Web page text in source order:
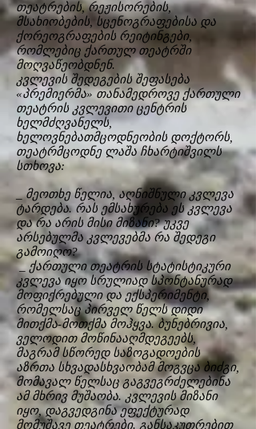
თეატრების, რეჟისორების,
მსახიობების, სცენოგრაფებისა და
ქორეოგრაფების რეიტინგები,
რომლებიც ქართულ თეატრში
მოღვაწეობდნენ.
კვლევის შედეგების შეფასება
«პრემიერმა» თანამედროვე ქართული
თეატრის კვლევითი ცენტრის
ხელმძღვანელს,
ხელოვნებათმცოდნეობის დოქტორს,
თეატრმცოდნე ლაშა ჩხარტიშვილს
სთხოვა:
_ მეოთხე წელია, აღნიშნული კვლევა
ტარდება. რას ემსახურება ეს კვლევა
და რა არის მისი მიზანი? უკვე
არსებულმა კვლევებმა რა შედეგი
გამოიღო?
_ ქართული თეატრის სტატისტიკური
კვლევა იყო სრულიად სპონტანურად
მოფიქრებული და ექსპერიმენტი,
რომელსაც პირველ წელს დიდი
მითქმა-მოთქმა მოჰყვა. ბუნებრივია,
ველოდით მოწინააღმდეგეებს,
მაგრამ სწორედ საზოგადოების
აზრთა სხვადასხვაობამ მოგვცა ბიძგი,
მომავალ წელსაც გაგვეგრძელებინა
ამ მხრივ მუშაობა. კვლევის მიზანი
იყო, დაგვედგინა ეფექტურად
მომუშავე თეატრები. განსაკუთრებით